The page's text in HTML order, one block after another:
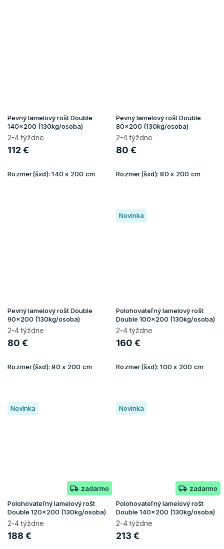
Pevný lamelový rošt Double
140x200 (130kg/osoba)
2-4 týždne
112 €
Rozmer(šxd):140 x 200 cm
Pevný lamelový rošt Double
80x200 (130kg/osoba)
2-4 týždne
80 €
Rozmer(šxd):80 x 200 cm
Pevný lamelový rošt Double
90x200 (130kg/osoba)
2-4 týždne
80 €
Rozmer(šxd):90 x 200 cm
Novinka
Polohovateľný lamelový rošt
Double 100x200 (130kg/osoba)
2-4 týždne
160 €
Rozmer(šxd):100 x 200 cm
Novinka
zadarmo
Polohovateľný lamelový rošt
Double 120x200 (130kg/osoba)
2-4 týždne
188 €
Novinka
zadarmo
Polohovateľný lamelový rošt
Double 140x200 (130kg/osoba)
2-4 týždne
213 €